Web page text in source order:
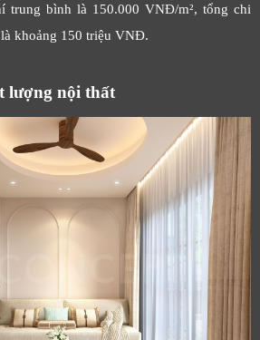
trung bình là 150.000 VNĐ/m², tổng chi
khoảng 150 triệu VNĐ.
lượng nội thất